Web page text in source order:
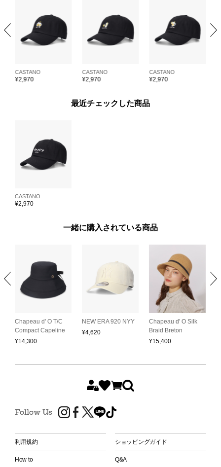
CASTANO
¥2,970
CASTANO
¥2,970
CASTANO
¥2,970
最近チェックした商品
CASTANO
¥2,970
一緒に購入されている商品
Chapeau d' O T/C
Compact Capeline
¥14,300
NEW ERA 920 NYY
¥4,620
Chapeau d' O Silk
Braid Breton
¥15,400
Follow Us
利用規約 ショッピングガイド
How to Q&A